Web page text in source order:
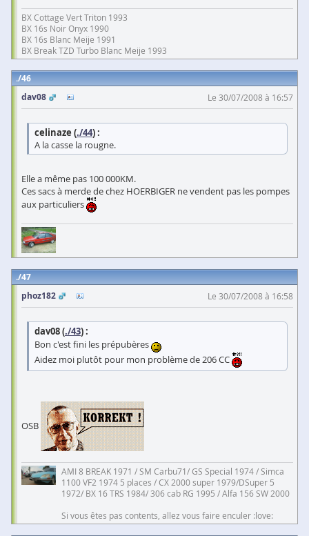
BX Cottage Vert Triton 1993
BX 16s Noir Onyx 1990
BX 16s Blanc Meije 1991
BX Break TZD Turbo Blanc Meije 1993
46
dav08
Le 30/07/2008 à 16:57
celinaze (./44) :
A la casse la rougne.
Elle a même pas 100 000KM.
Ces sacs à merde de chez HOERBIGER ne vendent pas les pompes
aux particuliers
47
phoz182
Le 30/07/2008 à 16:58
dav08 (./43) :
Bon c'est fini les prépubères
Aidez moi plutôt pour mon problème de 206 CC
OSB
AMI 8 BREAK 1971 / SM Carbu71/ GS Special 1974 / Simca
1100 VF2 1974 5 places / CX 2000 super 1979/DSuper 5
1972/ BX 16 TRS 1984/ 306 cab RG 1995 / Alfa 156 SW 2000
Si vous êtes pas contents, allez vous faire enculer :love: